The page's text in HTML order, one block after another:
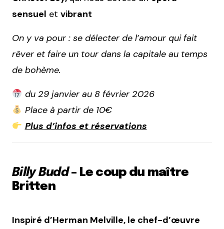
sensuel et vibrant
On y va pour : se délecter de l’amour qui fait
rêver et faire un tour dans la capitale au temps
de bohème.
du 29 janvier au 8 février 2026
Place à partir de 10€
Plus d’infos et réservations
Billy Budd– Le coup du maître
Britten
Inspiré d’Herman Melville, le chef-d’œuvre